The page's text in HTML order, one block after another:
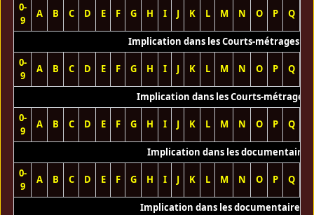
0-
9
A B C D E F G H I J K L M N O P Q
Implication dans les Courts-métrages
0-
9
A B C D E F G H I J K L M N O P Q
Implication dans les Courts-métrages
0-
9
A B C D E F G H I J K L M N O P Q
Implication dans les documentaires
0-
9
A B C D E F G H I J K L M N O P Q
Implication dans les documentaires